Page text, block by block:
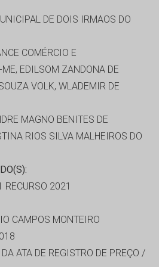
DE DOIS IRMAOS DO
COMÉRCIO E
ME, EDILSOM ZANDONA DE
VOLK, WLADEMIR DE
MAGNO BENITES DE
RIOS SILVA MALHEIROS DO
2021
CAMPOS MONTEIRO
ATA DE REGISTRO DE PREÇO /